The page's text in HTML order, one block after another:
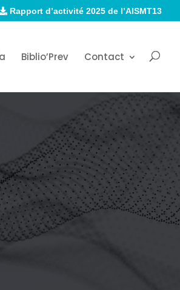
Rapport d’activité 2025 de l’AISMT13
Biblio’Prev Contact